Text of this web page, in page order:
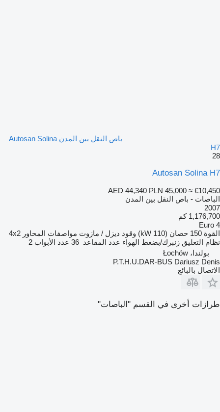
باص النقل بين المدن Autosan Solina
H7
28
Autosan Solina H7
AED 44,340 PLN 45,000 ≈ €10,450
الباصات - باص النقل بين المدن
2007
1,176,700 كم
Euro 4
القوة 150 حصان (110 kW) وقود ديزل / مازوت مواصفات المحاور 4x2
نظام التعليق زنبرك/بضغط الهواء عدد المقاعد 36 عدد الأبواب 2
بولندا، Łochów
P.T.H.U.DAR-BUS Dariusz Denis
الاتصال بالبائع
طرازات أخرى في القسم "الباصات"